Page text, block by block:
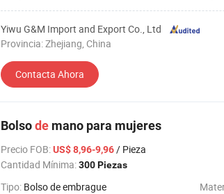
Yiwu G&M Import and Export Co., Ltd
Provincia: Zhejiang, China
Contacta Ahora
Bolsode mano para mujeres
Precio FOB:US$ 8,96-9,96/ Pieza
Cantidad Mínima:300 Piezas
Tipo: Bolso de embrague